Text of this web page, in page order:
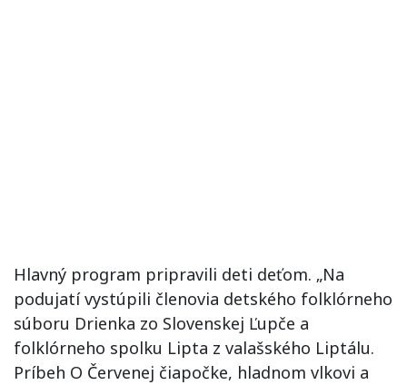
Hlavný program pripravili deti deťom. „Na
podujatí vystúpili členovia detského folklórneho
súboru Drienka zo Slovenskej Ľupče a
folklórneho spolku Lipta z valašského Liptálu.
Príbeh O Červenej čiapočke, hladnom vlkovi a